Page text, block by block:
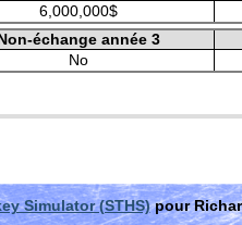
6,000,000$
échange année 3
No
Simulator (STHS)pour